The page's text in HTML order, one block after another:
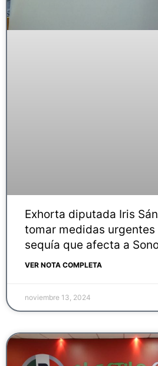
Exhorta diputada Iris
tomar medidas
sequía que afecta a
VER NOTA COMPLETA
noviembre 13, 2024